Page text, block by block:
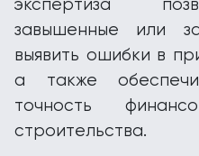
экспертиза
завышенные или
выявить ошибки в
а также
точность
строительства.